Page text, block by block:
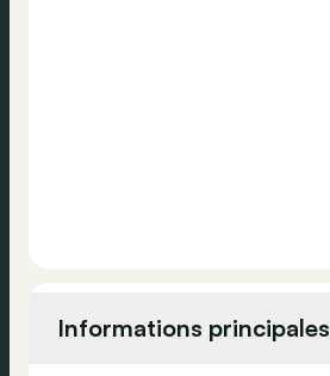
Informations principales